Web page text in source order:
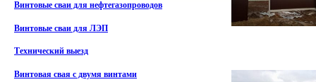
Винтовые сваи для нефтегазопроводов
Винтовые сваи для ЛЭП
Технический выезд
Винтовая свая с двумя винтами